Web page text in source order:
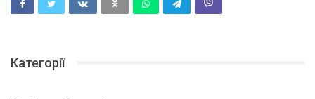
Категорії